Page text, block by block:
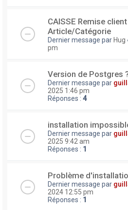
CAISSE Remise
Article/Catégorie
Dernier message par Hug
pm
Version de Postgres
Dernier message par
2025 1:46 pm
Réponses : 4
installation
Dernier message par
2025 9:42 am
Réponses : 1
Problème
Dernier message par
2024 12:55 pm
Réponses : 1